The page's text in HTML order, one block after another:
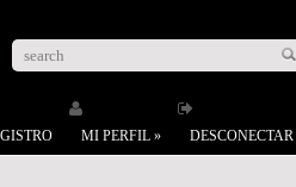
MI PERFIL » DESCONECTAR